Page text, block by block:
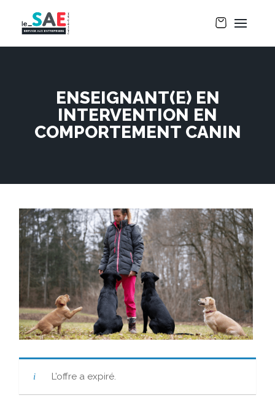
ENSEIGNANT(E) EN
INTERVENTION EN
COMPORTEMENT CANIN
L’offre a expiré.